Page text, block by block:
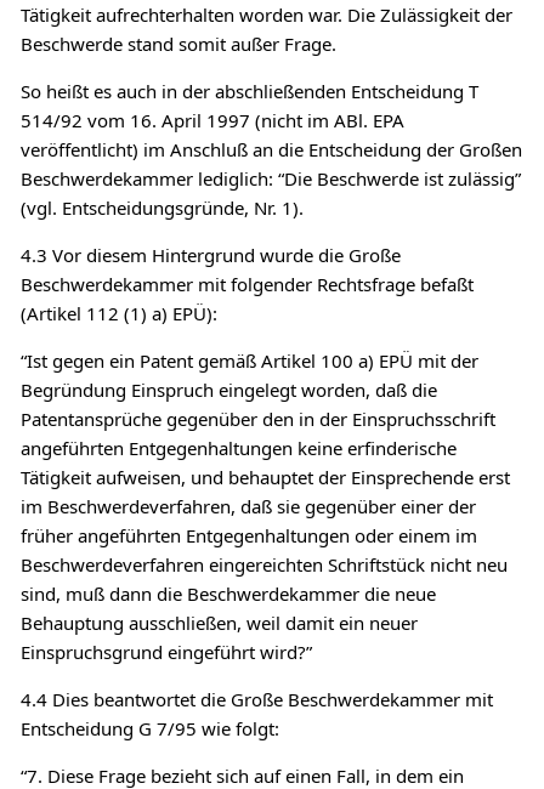
Tätigkeit aufrechterhalten worden war. Die Zulässigkeit der
Beschwerde stand somit außer Frage.
So heißt es auch in der abschließenden Entscheidung T
514/92 vom 16. April 1997 (nicht im ABl. EPA
veröffentlicht) im Anschluß an die Entscheidung der Großen
Beschwerdekammer lediglich: “Die Beschwerde ist zulässig”
(vgl. Entscheidungsgründe, Nr. 1).
4.3 Vor diesem Hintergrund wurde die Große
Beschwerdekammer mit folgender Rechtsfrage befaßt
(Artikel 112 (1) a) EPÜ):
“Ist gegen ein Patent gemäß Artikel 100 a) EPÜ mit der
Begründung Einspruch eingelegt worden, daß die
Patentansprüche gegenüber den in der Einspruchsschrift
angeführten Entgegenhaltungen keine erfinderische
Tätigkeit aufweisen, und behauptet der Einsprechende erst
im Beschwerdeverfahren, daß sie gegenüber einer der
früher angeführten Entgegenhaltungen oder einem im
Beschwerdeverfahren eingereichten Schriftstück nicht neu
sind, muß dann die Beschwerdekammer die neue
Behauptung ausschließen, weil damit ein neuer
Einspruchsgrund eingeführt wird?”
4.4 Dies beantwortet die Große Beschwerdekammer mit
Entscheidung G 7/95 wie folgt:
“7. Diese Frage bezieht sich auf einen Fall, in dem ein